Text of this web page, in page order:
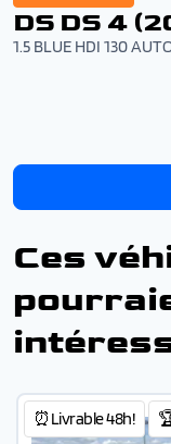
DS DS 4
1.5 BLUE HDI 130
Ces
⏰Livrable 48h!